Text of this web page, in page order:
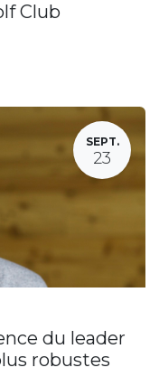
Club
SEPT.
23
du leader
robustes